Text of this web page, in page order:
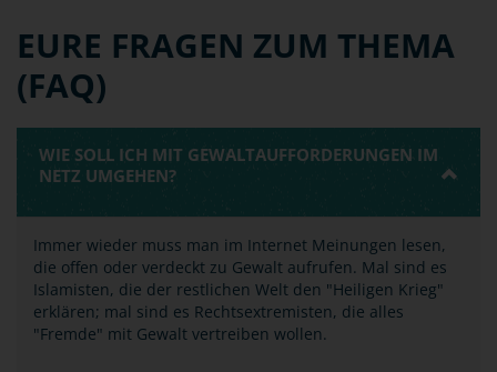
EURE FRAGEN ZUM THEMA
(FAQ)
WIE SOLL ICH MIT GEWALTAUFFORDERUNGEN IM
NETZ UMGEHEN?
Immer wieder muss man im Internet Meinungen lesen,
die offen oder verdeckt zu Gewalt aufrufen. Mal sind es
Islamisten, die der restlichen Welt den "Heiligen Krieg"
erklären; mal sind es Rechtsextremisten, die alles
"Fremde" mit Gewalt vertreiben wollen.